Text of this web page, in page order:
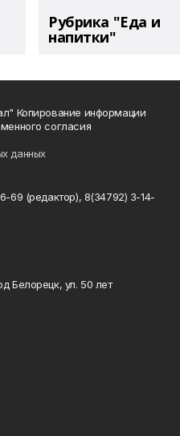
Рубрика "Еда и
напитки"
Копирование информации
согласия
данных
69 (редактор), 8(34792) 3-14-
Белорецк, ул. 50 лет